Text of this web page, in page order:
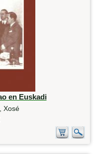
en Euskadi
Xosé